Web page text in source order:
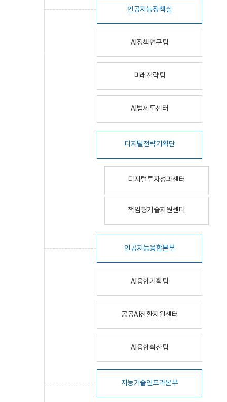
인공지능정책실
AI정책연구팀
미래전략팀
AI법제도센터
디지털전략기획단
디지털투자성과센터
책임형기술지원센터
인공지능융합본부
AI융합기획팀
공공AI전환지원센터
AI융합확산팀
지능기술인프라본부